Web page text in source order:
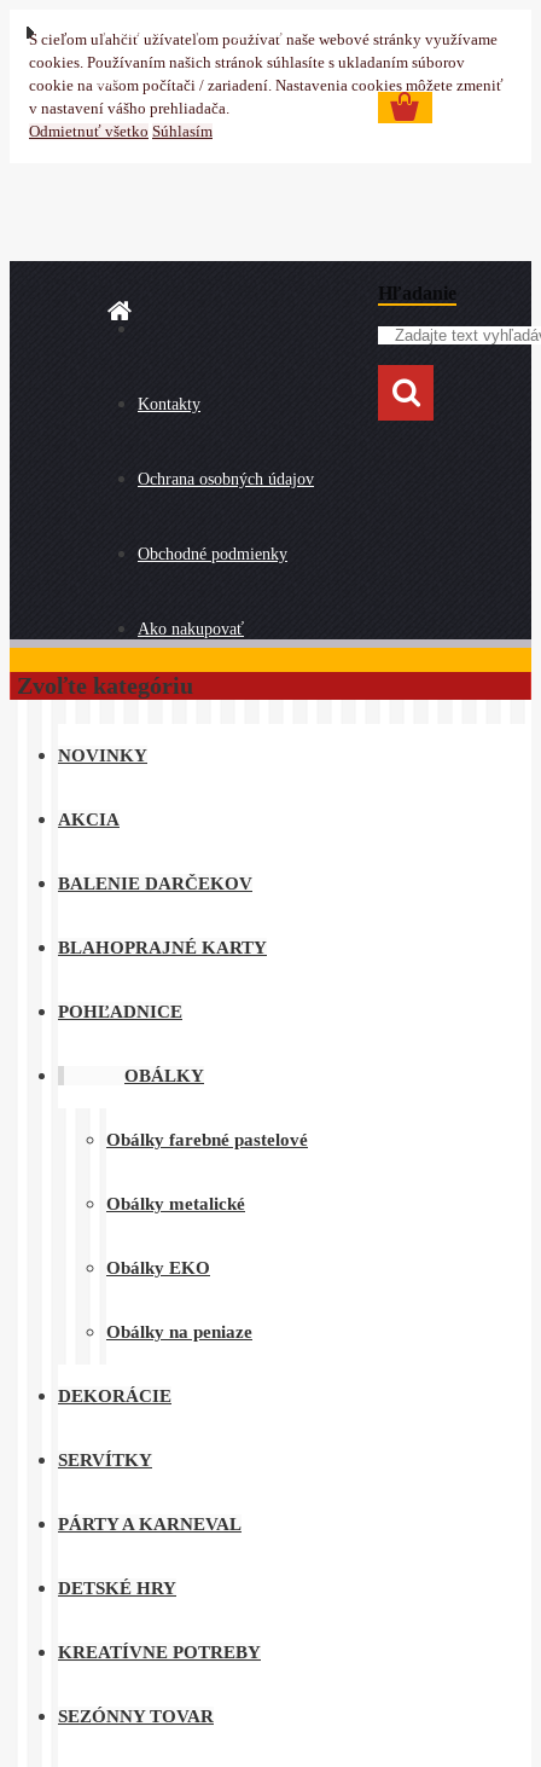
S cieľom uľahčiť užívateľom používať naše webové stránky využívame
cookies. Používaním našich stránok súhlasíte s ukladaním súborov
cookie na vašom počítači / zariadení. Nastavenia cookies môžete zmeniť
v nastavení vášho prehliadača.
Odmietnuť všetko Súhlasím
Kontakty
Ochrana osobných údajov
Obchodné podmienky
Ako nakupovať
Hľadanie
Prihlásenie Nová registrácia
0 ks
Zvoľte kategóriu
NOVINKY
AKCIA
BALENIE DARČEKOV
BLAHOPRAJNÉ KARTY
POHĽADNICE
OBÁLKY
Obálky farebné pastelové
Obálky metalické
Obálky EKO
Obálky na peniaze
DEKORÁCIE
SERVÍTKY
PÁRTY A KARNEVAL
DETSKÉ HRY
KREATÍVNE POTREBY
SEZÓNNY TOVAR